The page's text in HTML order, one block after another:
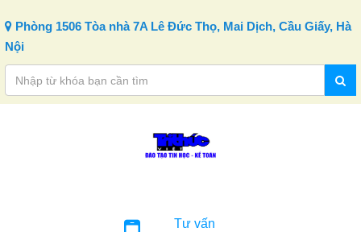
Phòng 1506 Tòa nhà 7A Lê Đức Thọ, Mai Dịch, Cầu Giấy, Hà
Nội
Tư vấn